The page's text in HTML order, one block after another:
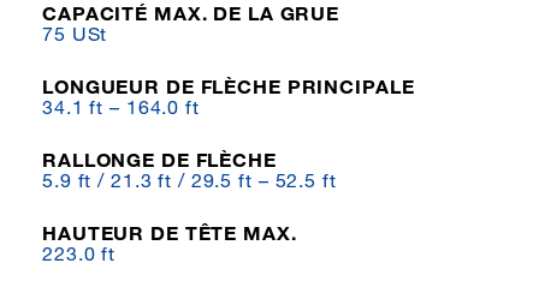
CAPACITÉ MAX. DE LA GRUE
75 USt
LONGUEUR DE FLÈCHE PRINCIPALE
34.1 ft – 164.0 ft
RALLONGE DE FLÈCHE
5.9 ft / 21.3 ft / 29.5 ft – 52.5 ft
HAUTEUR DE TÊTE MAX.
223.0 ft